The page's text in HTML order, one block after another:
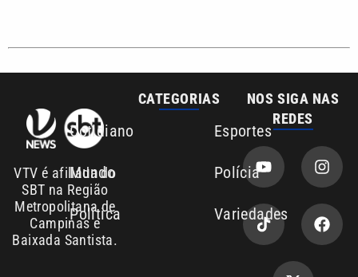
Anuncie agora com a emissora VTV SBT
Área de cobertura que a VTV SBT acompanha:
Entre em contato com a VTV News
Copyright © 2026. Todos os direitos
reservados | Empresa de Comunicação PRM
Política de privacidade